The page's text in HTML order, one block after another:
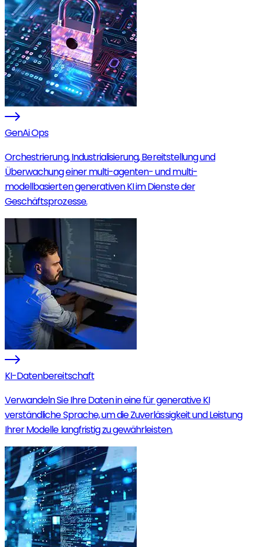
GenAi Ops
Orchestrierung, Industrialisierung, Bereitstellung und
Überwachung einer multi-agenten- und multi-
modellbasierten generativen KI im Dienste der
Geschäftsprozesse.
KI-Datenbereitschaft
Verwandeln Sie Ihre Daten in eine für generative KI
verständliche Sprache, um die Zuverlässigkeit und Leistung
Ihrer Modelle langfristig zu gewährleisten.